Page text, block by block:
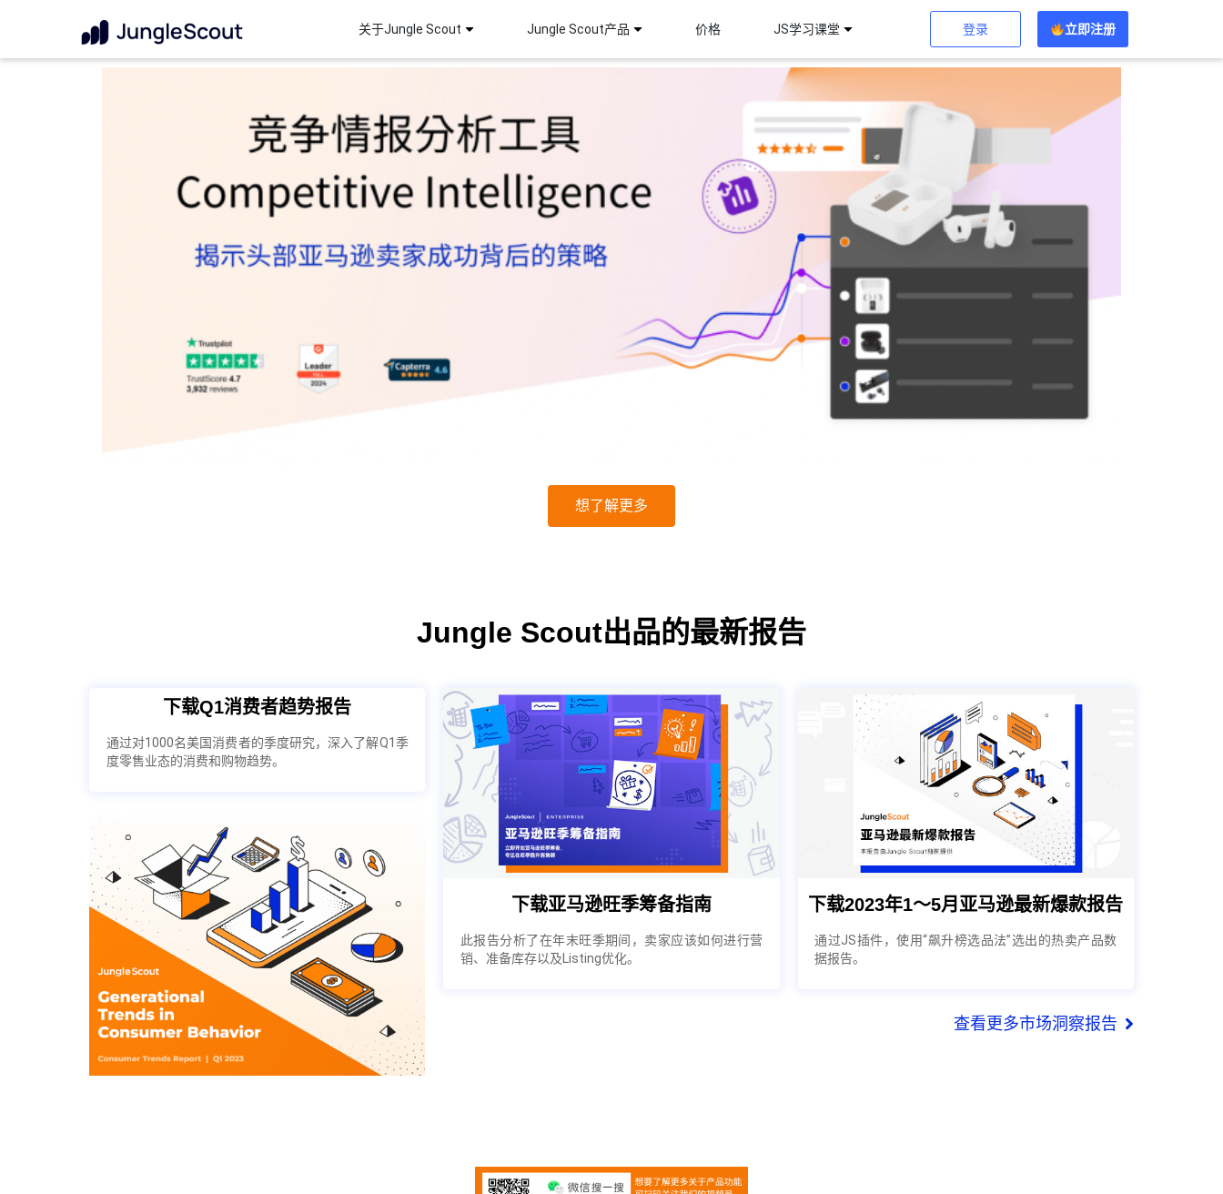
关于Jungle Scout Jungle Scout产品 价格 JS学习课堂 登录 立即注册
想了解更多
Jungle Scout出品的最新报告
下载Q1消费者趋势报告
通过对1000名美国消费者的季度研究，深入了解Q1季
度零售业态的消费和购物趋势。
下载亚马逊旺季筹备指南
此报告分析了在年末旺季期间，卖家应该如何进行营
销、准备库存以及Listing优化。
下载2023年1～5月亚马逊最新爆款报告
通过JS插件，使用“飙升榜选品法”选出的热卖产品数
据报告。
查看更多市场洞察报告